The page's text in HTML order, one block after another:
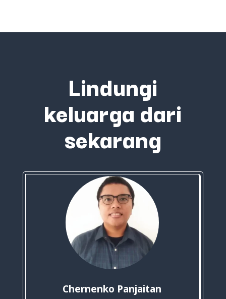
Lindungi
keluarga dari
sekarang
Chernenko Panjaitan